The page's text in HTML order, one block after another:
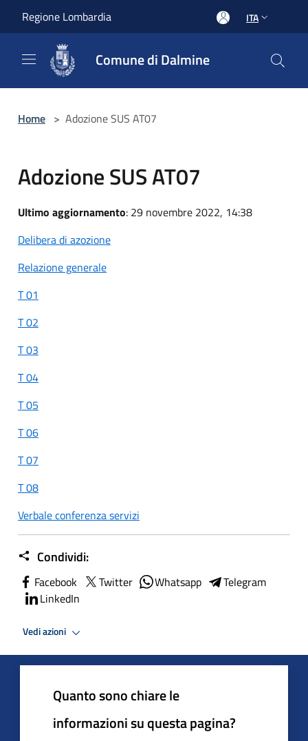
Regione Lombardia ITA
Comune di Dalmine
Home > Adozione SUS AT07
Adozione SUS AT07
Ultimo aggiornamento: 29 novembre 2022, 14:38
Delibera di azozione
Relazione generale
T 01
T 02
T 03
T 04
T 05
T 06
T 07
T 08
Verbale conferenza servizi
Condividi:
Facebook Twitter Whatsapp
Telegram
LinkedIn
Vedi azioni
Quanto sono chiare le
informazioni su questa pagina?